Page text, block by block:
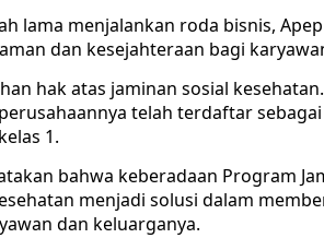
lama menjalankan roda bisnis,
dan kesejahteraan bagi
hak atas jaminan sosial
telah terdaftar sebagai
1.
bahwa keberadaan Program
menjadi solusi dalam
dan keluarganya.